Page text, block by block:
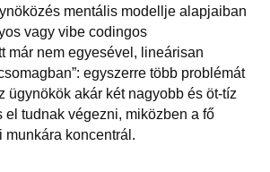
mentális modellje alapjaiban
vagy vibe codingos
már nem egyesével, lineárisan
egyszerre több problémát
ügynökök akár két nagyobb és öt-tíz
el tudnak végezni, miközben a fő
munkára koncentrál.